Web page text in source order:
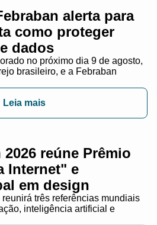
alerta para
como proteger
dados
no próximo dia 9 de agosto,
brasileiro, e a Febraban
Leia mais
2026 reúne Prêmio
Internet" e
em design
três referências mundiais
inteligência artificial e